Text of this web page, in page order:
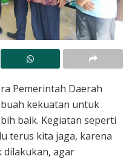
Pemerintah Daerah
kekuatan untuk
baik. Kegiatan seperti
terus kita jaga, karena
agar